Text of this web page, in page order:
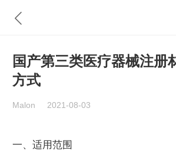
国产第三类医疗器械注册
方式
Malon 2021-08-03
一、适用范围